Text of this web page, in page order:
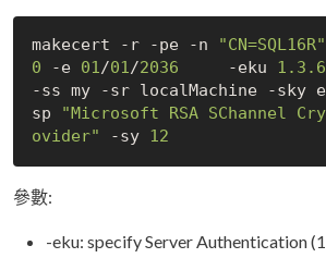
makecert -r -pe -n "CN=SQL16R"
0 -e 01/01/2036
     -eku
1.3 .6
-ss my -sr localMachine -sky
sp
"Microsoft RSA SChannel
ovider" -sy 12
參數:
-eku: specify Server Authentication